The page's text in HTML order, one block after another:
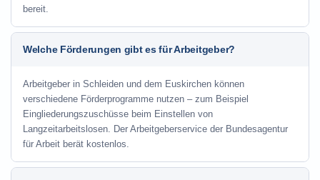
bereit.
Welche Förderungen gibt es für Arbeitgeber?
Arbeitgeber in Schleiden und dem Euskirchen können
verschiedene Förderprogramme nutzen – zum Beispiel
Eingliederungszuschüsse beim Einstellen von
Langzeitarbeitslosen. Der Arbeitgeberservice der Bundesagentur
für Arbeit berät kostenlos.